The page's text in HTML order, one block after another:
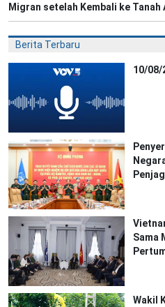
Migran setelah Kembali ke Tanah
Berita Terbaru
10/08/
Sama
Wakil